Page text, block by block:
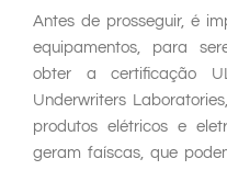
Antes de prosseguir, é
equipamentos, para
obter a certificação
Underwriters
produtos elétricos e
geram faíscas, que